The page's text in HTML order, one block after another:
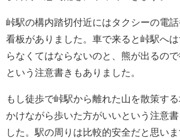
峠駅の構内踏切付近にはタクシーの電
看板がありました。車で来ると峠駅へ
らなくてはならないのと、熊が出るの
という注意書きもありました。
もし徒歩で峠駅から離れた山を散策す
かけながら歩いた方がいいという注意
した。駅の周りは比較的安全だと思い